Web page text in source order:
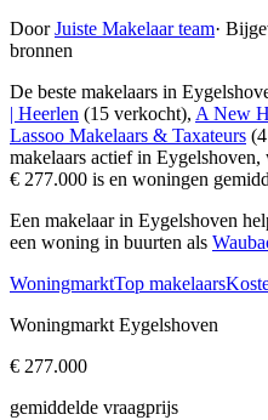
DoorJuiste Makelaar team·
bronnen
De beste makelaars in
| Heerlen (15 verkocht), A New
Lassoo Makelaars & Taxateurs
makelaars actief in
€ 277.000 is en woningen
Een makelaar in Eygelshoven
een woning in buurten als
WoningmarktTop makelaars
Woningmarkt Eygelshoven
€ 277.000
gemiddelde vraagprijs